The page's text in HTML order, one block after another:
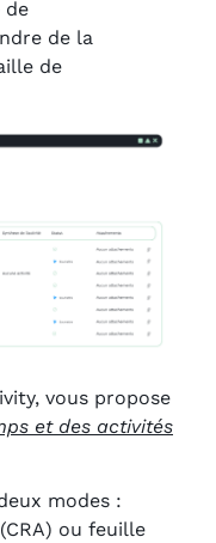
de
de la
de
vous propose
et des activités
modes :
ou feuille